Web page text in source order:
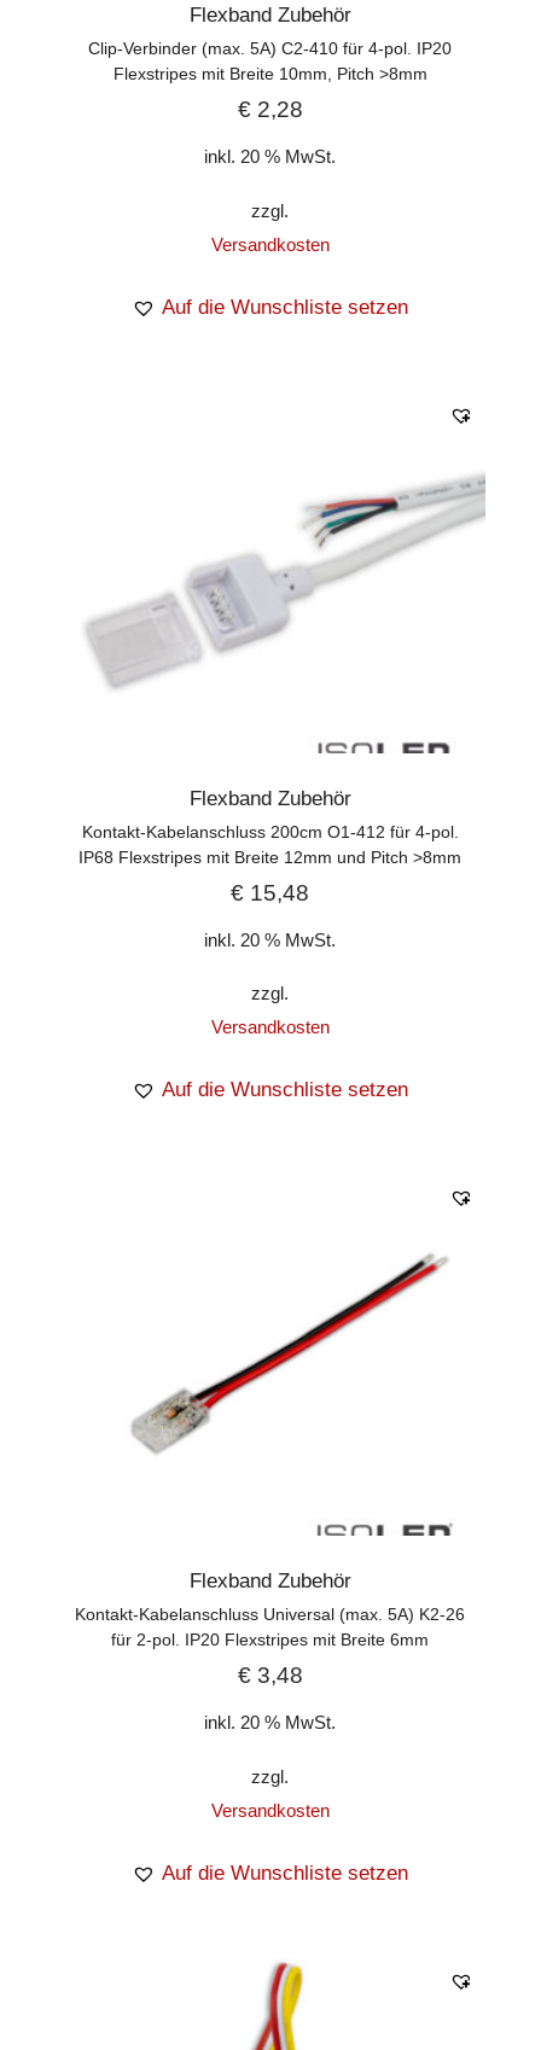
Flexband Zubehör
Clip-Verbinder (max. 5A) C2-410 für 4-pol. IP20
Flexstripes mit Breite 10mm, Pitch >8mm
€2,28
inkl. 20 % MwSt.
zzgl.
Versandkosten
Auf die Wunschliste setzen
Flexband Zubehör
Kontakt-Kabelanschluss 200cm O1-412 für 4-pol.
IP68 Flexstripes mit Breite 12mm und Pitch >8mm
€ 15,48
inkl. 20 % MwSt.
zzgl.
Versandkosten
Auf die Wunschliste setzen
Flexband Zubehör
Kontakt-Kabelanschluss Universal (max. 5A) K2-26
für 2-pol. IP20 Flexstripes mit Breite 6mm
€3,48
inkl. 20 % MwSt.
zzgl.
Versandkosten
Auf die Wunschliste setzen